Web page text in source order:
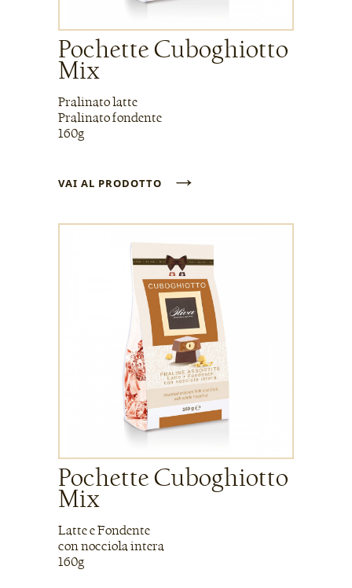
Pochette Cuboghiotto
Mix
Pralinato latte
Pralinato fondente
160g
VAI AL PRODOTTO →
Pochette Cuboghiotto
Mix
Latte e Fondente
con nocciola intera
160g